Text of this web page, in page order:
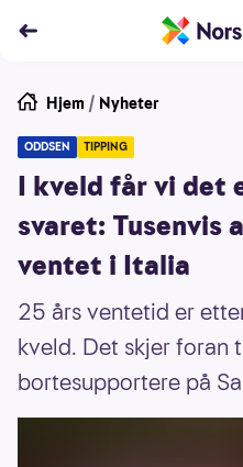
Hjem / Nyheter
ODDSEN TIPPING
I kveld får vi det
svaret: Tusenvis
ventet i Italia
25 års ventetid er
kveld. Det skjer foran
bortesupportere på